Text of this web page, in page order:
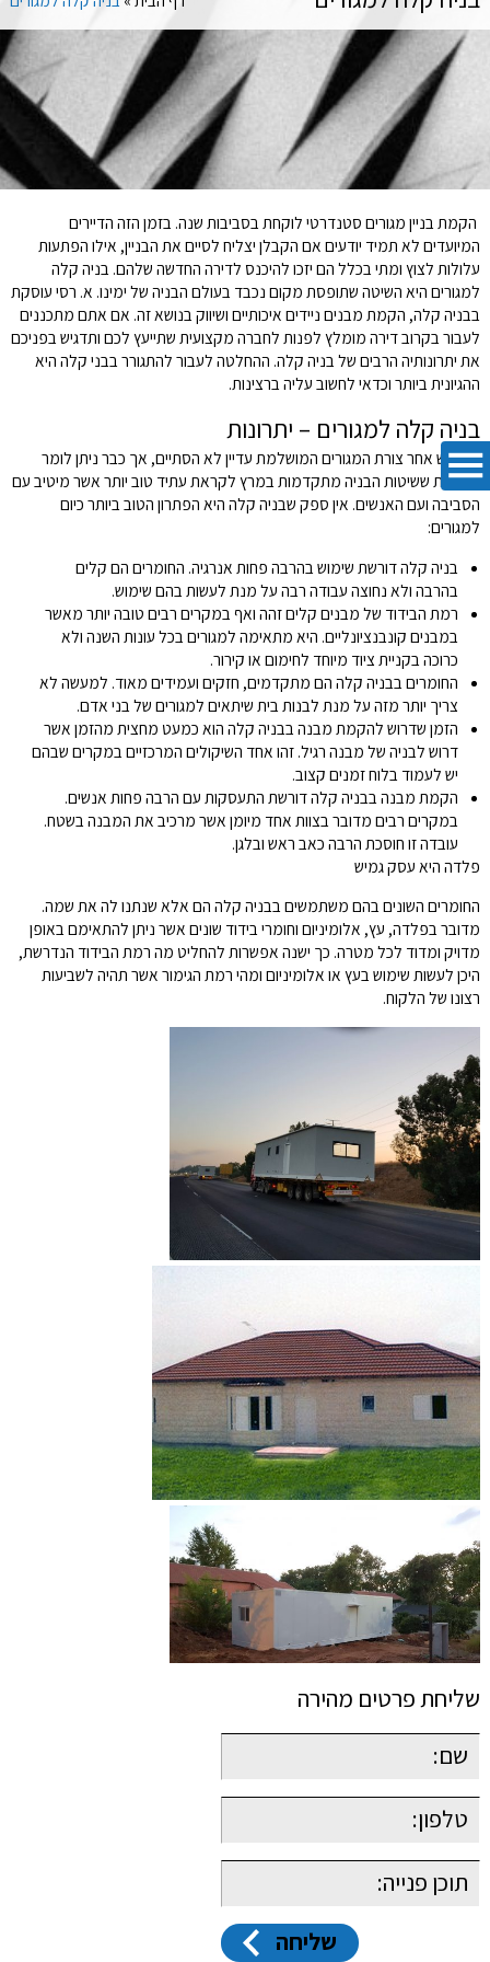
הקמת בניין מגורים סטנדרטי לוקחת בסביבות שנה. בזמן הזה הדיירים
המיועדים לא תמיד יודעים אם הקבלן יצליח לסיים את הבניין, אילו הפתעות
עלולות לצוץ ומתי בכלל הם יזכו להיכנס לדירה החדשה שלהם. בניה קלה
למגורים היא השיטה שתופסת מקום נכבד בעולם הבניה של ימינו. א. רסי עוסקת
בבניה קלה, הקמת מבנים ניידים איכותיים ושיווק בנושא זה. אם אתם מתכננים
לעבור בקרוב דירה מומלץ לפנות לחברה מקצועית שתייעץ לכם ותדגיש בפניכם
את יתרונותיה הרבים של בניה קלה. ההחלטה לעבור להתגורר בבני קלה היא
ההגיונית ביותר וכדאי לחשוב עליה ברצינות.
בניה קלה למגורים – יתרונות
החיפוש אחר צורת המגורים המושלמת עדיין לא הסתיים, אך כבר ניתן לומר
בוודאות ששיטות הבניה מתקדמות במרץ לקראת עתיד טוב יותר אשר מיטיב עם
הסביבה ועם האנשים. אין ספק שבניה קלה היא הפתרון הטוב ביותר כיום
למגורים:
בניה קלה דורשת שימוש בהרבה פחות אנרגיה. החומרים הם קלים
בהרבה ולא נחוצה עבודה רבה על מנת לעשות בהם שימוש.
רמת הבידוד של מבנים קלים זהה ואף במקרים רבים טובה יותר מאשר
במבנים קונבנציונליים. היא מתאימה למגורים בכל עונות השנה ולא
כרוכה בקניית ציוד מיוחד לחימום או קירור.
החומרים בבניה קלה הם מתקדמים, חזקים ועמידים מאוד. למעשה לא
צריך יותר מזה על מנת לבנות בית שיתאים למגורים של בני אדם.
הזמן שדרוש להקמת מבנה בבניה קלה הוא כמעט מחצית מהזמן אשר
דרוש לבניה של מבנה רגיל. זהו אחד השיקולים המרכזיים במקרים שבהם
יש לעמוד בלוח זמנים קצוב.
הקמת מבנה בבניה קלה דורשת התעסקות עם הרבה פחות אנשים.
במקרים רבים מדובר בצוות אחד מיומן אשר מרכיב את המבנה בשטח.
עובדה זו חוסכת הרבה כאב ראש ובלגן.
פלדה היא עסק גמיש
החומרים השונים בהם משתמשים בבניה קלה הם אלא שנתנו לה את שמה.
מדובר בפלדה, עץ, אלומיניום וחומרי בידוד שונים אשר ניתן להתאימם באופן
מדויק ומדוד לכל מטרה. כך ישנה אפשרות להחליט מה רמת הבידוד הנדרשת,
היכן לעשות שימוש בעץ או אלומיניום ומהי רמת הגימור אשר תהיה לשביעות
רצונו של הלקוח.
שליחת פרטים מהירה